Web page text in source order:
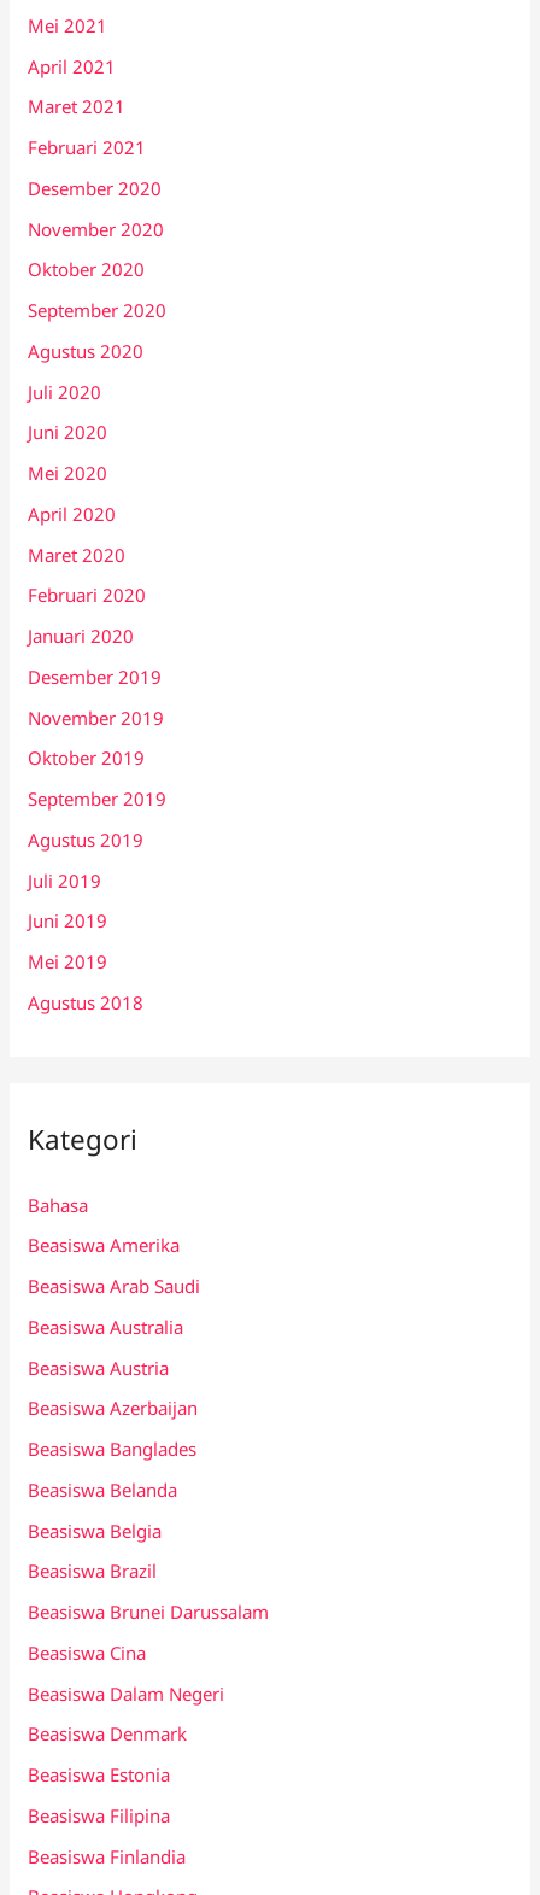
Mei 2021
April 2021
Maret 2021
Februari 2021
Desember 2020
November 2020
Oktober 2020
September 2020
Agustus 2020
Juli 2020
Juni 2020
Mei 2020
April 2020
Maret 2020
Februari 2020
Januari 2020
Desember 2019
November 2019
Oktober 2019
September 2019
Agustus 2019
Juli 2019
Juni 2019
Mei 2019
Agustus 2018
Kategori
Bahasa
Beasiswa Amerika
Beasiswa Arab Saudi
Beasiswa Australia
Beasiswa Austria
Beasiswa Azerbaijan
Beasiswa Banglades
Beasiswa Belanda
Beasiswa Belgia
Beasiswa Brazil
Beasiswa Brunei Darussalam
Beasiswa Cina
Beasiswa Dalam Negeri
Beasiswa Denmark
Beasiswa Estonia
Beasiswa Filipina
Beasiswa Finlandia